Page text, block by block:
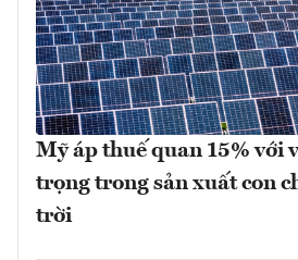
Mỹ áp thuế quan 15% với
trọng trong sản xuất con
trời